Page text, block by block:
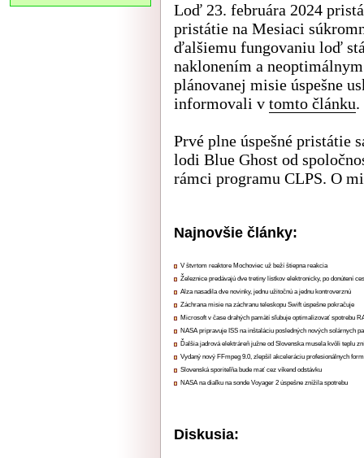
Loď 23. februára 2024
pristátie na Mesiaci
ďalšiemu fungovaniu loď
naklonením a
plánovanej misie úspešne
informovali v tomto článku.
Prvé plne úspešné pristátie
lodi Blue Ghost od
rámci programu CLPS. O
Najnovšie články:
V štvrtom reaktore Mochoviec už beží štiepna reakcia
Železnice predávajú dve tretiny lístkov elektronicky, po donútení
Alza nasadila dve novinky, jednu užitočnú a jednu kontroverznú
Záchrana misie na záchranu teleskopu Swift úspešne pokračuje
Microsoft v čase drahých pamätí sľubuje optimalizovať spotrebu
NASA pripravuje ISS na inštaláciu posledných nových solárnych
Ďalšia jadrová elektráreň južne od Slovenska musela kvôli teplu
Vydaný nový FFmpeg 9.0, zlepšil akceleráciu profesionálnych
Slovenská sporiteľňa bude mať cez víkend odstávku
NASA na diaľku na sonde Voyager 2 úspešne znížila spotrebu
Diskusia: